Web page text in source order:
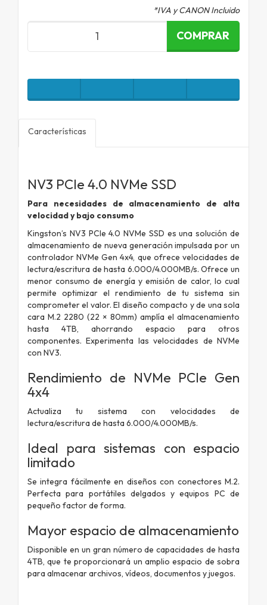
*IVA y CANON Incluido
COMPRAR
Características
NV3 PCIe 4.0 NVMe SSD
Para necesidades de almacenamiento de alta
velocidad y bajo consumo
Kingston’s NV3 PCIe 4.0 NVMe SSD es una solución de
almacenamiento de nueva generación impulsada por un
controlador NVMe Gen 4x4, que ofrece velocidades de
lectura/escritura de hasta 6.000/4.000MB/s. Ofrece un
menor consumo de energía y emisión de calor, lo cual
permite optimizar el rendimiento de tu sistema sin
comprometer el valor. El diseño compacto y de una sola
cara M.2 2280 (22 × 80mm) amplía el almacenamiento
hasta 4TB, ahorrando espacio para otros
componentes. Experimenta las velocidades de NVMe
con NV3.
Rendimiento de NVMe PCIe Gen
4x4
Actualiza tu sistema con velocidades de
lectura/escritura de hasta 6.000/4.000MB/s.
Ideal para sistemas con espacio
limitado
Se integra fácilmente en diseños con conectores M.2.
Perfecta para portátiles delgados y equipos PC de
pequeño factor de forma.
Mayor espacio de almacenamiento
Disponible en un gran número de capacidades de hasta
4TB, que te proporcionará un amplio espacio de sobra
para almacenar archivos, vídeos, documentos y juegos.